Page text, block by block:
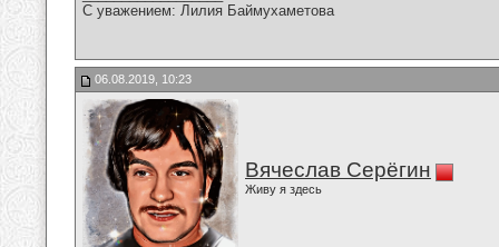
С уважением: Лилия Баймухаметова
06.08.2019, 10:23
Вячеслав Серёгин
Живу я здесь